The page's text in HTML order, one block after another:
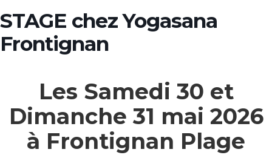
STAGE chez Yogasana
Frontignan
Les Samedi 30 et
Dimanche 31 mai 2026
à Frontignan Plage